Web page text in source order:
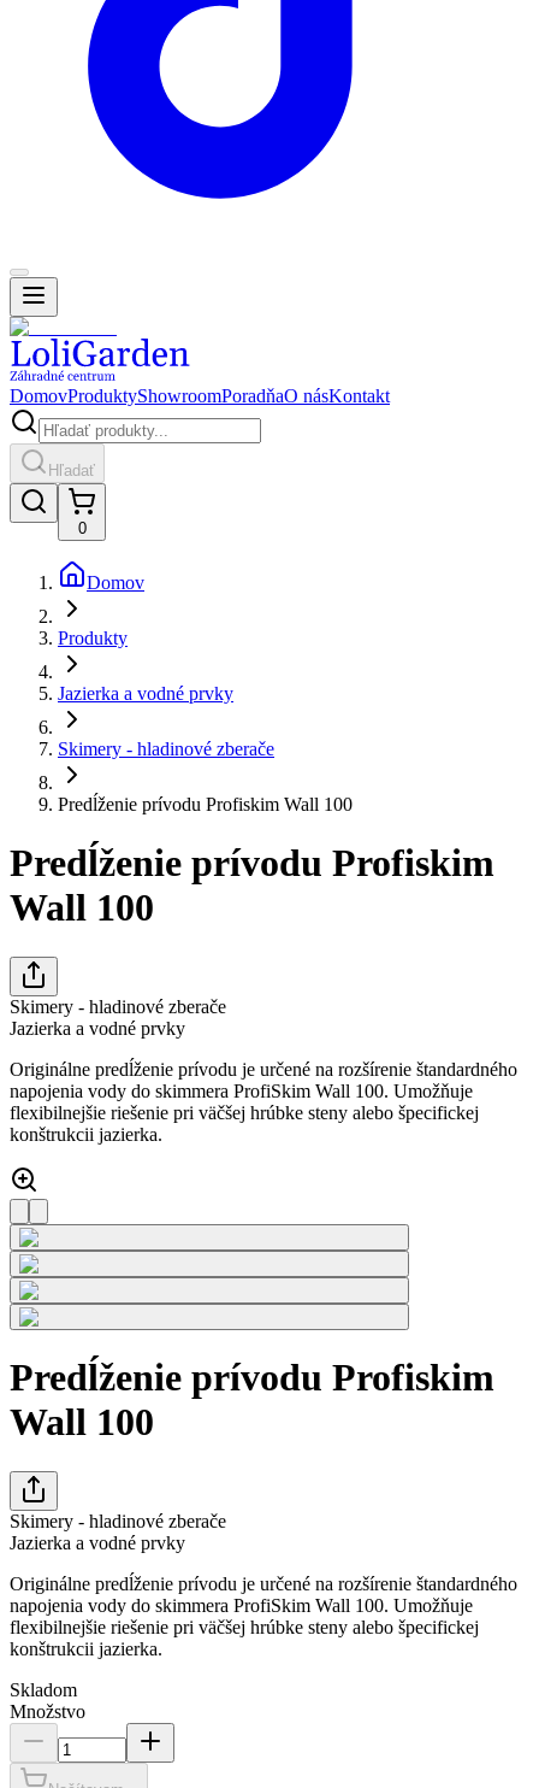
DomovProduktyShowroomPoradňaO násKontakt
Hľadať
0
Domov
Produkty
Jazierka a vodné prvky
Skimery - hladinové zberače
Predĺženie prívodu Profiskim Wall 100
Predĺženie prívodu Profiskim
Wall 100
Skimery - hladinové zberače
Jazierka a vodné prvky
Originálne predĺženie prívodu je určené na rozšírenie štandardného
napojenia vody do skimmera ProfiSkim Wall 100. Umožňuje
flexibilnejšie riešenie pri väčšej hrúbke steny alebo špecifickej
konštrukcii jazierka.
Predĺženie prívodu Profiskim
Wall 100
Skimery - hladinové zberače
Jazierka a vodné prvky
Originálne predĺženie prívodu je určené na rozšírenie štandardného
napojenia vody do skimmera ProfiSkim Wall 100. Umožňuje
flexibilnejšie riešenie pri väčšej hrúbke steny alebo špecifickej
konštrukcii jazierka.
Skladom
Množstvo